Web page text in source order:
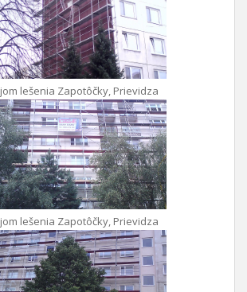
lešenia Zapotôčky, Prievidza
lešenia Zapotôčky, Prievidza